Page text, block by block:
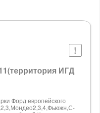
ИГД
Форд европейского